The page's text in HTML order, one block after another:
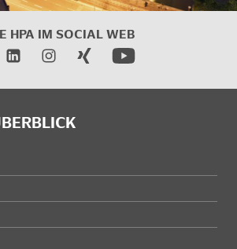
HPA IM SOCIAL WEB